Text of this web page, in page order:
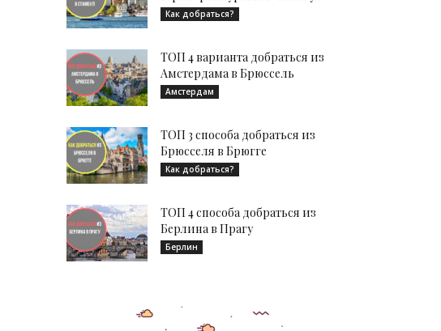
Как добраться?
ТОП 4 варианта добраться из
Амстердама в Брюссель
Амстердам
ТОП 3 способа добраться из
Брюсселя в Брюгге
Как добраться?
ТОП 4 способа добраться из
Берлина в Прагу
Берлин